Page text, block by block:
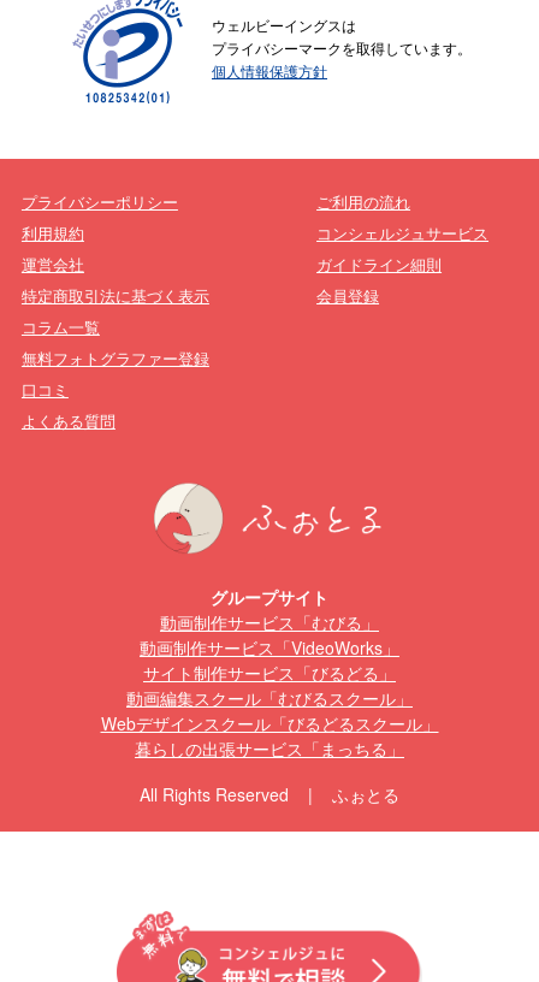
ウェルビーイングスは
プライバシーマークを取得しています。
個人情報保護方針
プライバシーポリシー
利用規約
運営会社
特定商取引法に基づく表示
ご利用の流れ
コンシェルジュサービス
ガイドライン細則
会員登録
コラム一覧
無料フォトグラファー登録
口コミ
よくある質問
グループサイト
動画制作サービス「むびる」
動画制作サービス「VideoWorks」
サイト制作サービス「びるどる」
動画編集スクール「むびるスクール」
Webデザインスクール「びるどるスクール」
暮らしの出張サービス「まっちる」
All Rights Reserved | ふぉとる